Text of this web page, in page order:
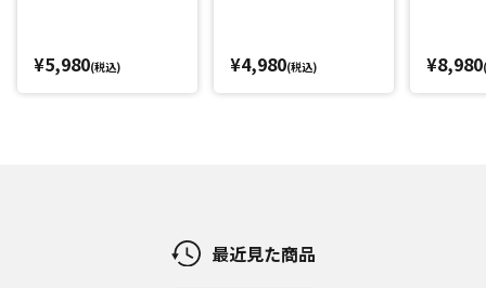
・マイルドピーリングゲルCL ダマスクローズの香り
肌の上でくるくるとマッサージするだけで、がんこな古い角
・珠肌プレミアムマスク
¥5,980(税込) ¥4,980(税込) ¥8,980
最近見た商品